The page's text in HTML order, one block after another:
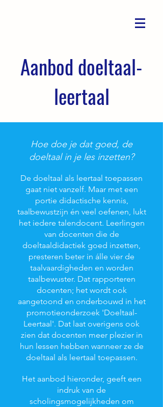
Aanbod doeltaal-
leertaal
Hoe doe je dat goed, de
doeltaal in je les inzetten?
De doeltaal als leertaal toepassen
gaat niet vanzelf. Maar met een
portie didactische kennis,
taalbewustzijn én veel oefenen, lukt
het iedere talendocent. Leerlingen
van docenten die de
doeltaaldidactiek goed inzetten,
presteren beter in álle vier de
taalvaardigheden en worden
taalbewuster. Dat rapporteren
docenten; het wordt ook
aangetoond en onderbouwd in het
promotieonderzoek 'Doeltaal-
Leertaal'. Dat laat overigens ook
zien dat docenten meer plezier in
hun lessen hebben wanneer ze de
doeltaal als leertaal toepassen.
Het aanbod hieronder, geeft een
indruk van de
scholingsmogelijkheden om